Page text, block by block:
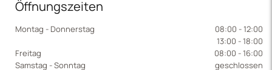
Öffnungszeiten
Montag - Donnerstag
08:00 - 12:00
13:00 - 18:00
Freitag
08:00 - 16:00
Samstag - Sonntag
geschlossen